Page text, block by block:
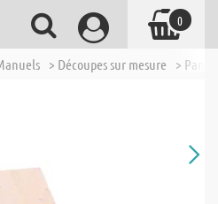
> Découpes sur mesure >
0